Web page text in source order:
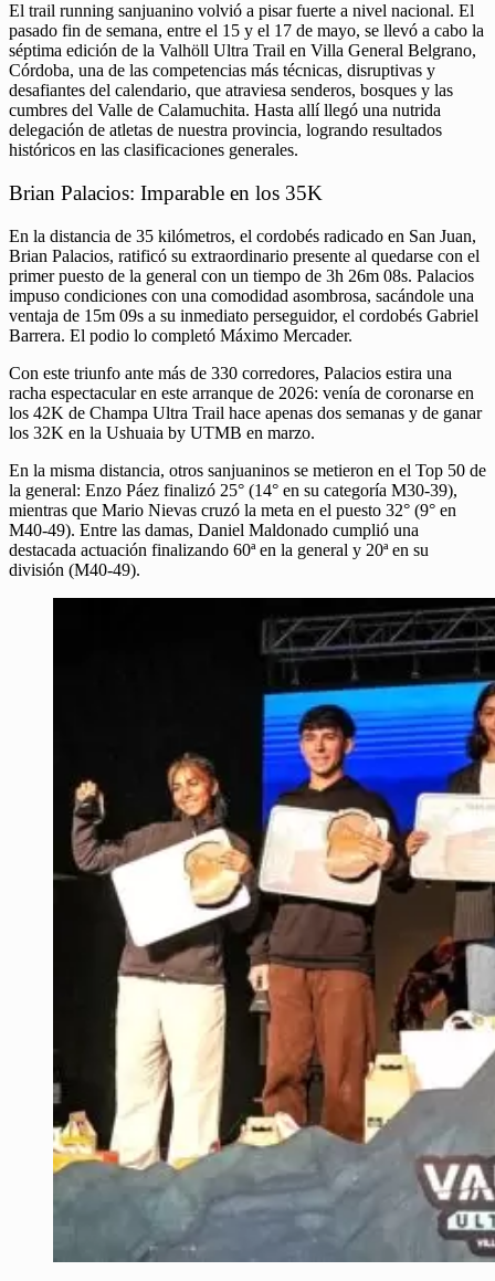
El trail running sanjuanino volvió a pisar fuerte a nivel nacional. El
pasado fin de semana, entre el 15 y el 17 de mayo, se llevó a cabo la
séptima edición de la Valhöll Ultra Trail en Villa General Belgrano,
Córdoba, una de las competencias más técnicas, disruptivas y
desafiantes del calendario, que atraviesa senderos, bosques y las
cumbres del Valle de Calamuchita. Hasta allí llegó una nutrida
delegación de atletas de nuestra provincia, logrando resultados
históricos en las clasificaciones generales.
Brian Palacios: Imparable en los 35K
En la distancia de 35 kilómetros, el cordobés radicado en San Juan,
Brian Palacios, ratificó su extraordinario presente al quedarse con el
primer puesto de la general con un tiempo de 3h 26m 08s. Palacios
impuso condiciones con una comodidad asombrosa, sacándole una
ventaja de 15m 09s a su inmediato perseguidor, el cordobés Gabriel
Barrera. El podio lo completó Máximo Mercader.
Con este triunfo ante más de 330 corredores, Palacios estira una
racha espectacular en este arranque de 2026: venía de coronarse en
los 42K de Champa Ultra Trail hace apenas dos semanas y de ganar
los 32K en la Ushuaia by UTMB en marzo.
En la misma distancia, otros sanjuaninos se metieron en el Top 50 de
la general: Enzo Páez finalizó 25° (14° en su categoría M30-39),
mientras que Mario Nievas cruzó la meta en el puesto 32° (9° en
M40-49). Entre las damas, Daniel Maldonado cumplió una
destacada actuación finalizando 60ª en la general y 20ª en su
división (M40-49).